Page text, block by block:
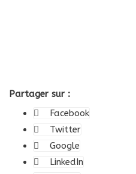
Partager sur :
Facebook
Twitter
Google
LinkedIn